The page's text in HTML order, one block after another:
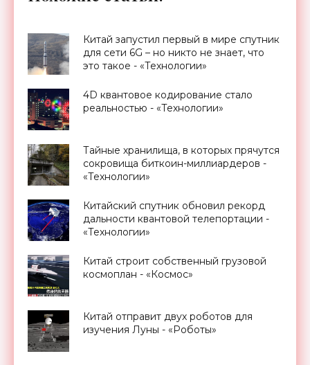
Китай запустил первый в мире спутник
для сети 6G – но никто не знает, что
это такое - «Технологии»
4D квантовое кодирование стало
реальностью - «Технологии»
Тайные хранилища, в которых прячутся
сокровища биткоин-миллиардеров -
«Технологии»
Китайский спутник обновил рекорд
дальности квантовой телепортации -
«Технологии»
Китай строит собственный грузовой
космоплан - «Космос»
Китай отправит двух роботов для
изучения Луны - «Роботы»